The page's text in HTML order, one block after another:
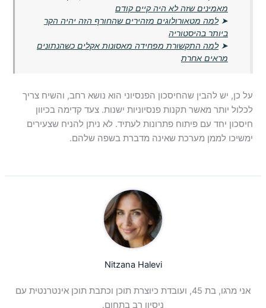
מאמינים שזה לא היה קיים קודם
➤למה מטאורולוגים מזהירים שהחורף הזה יהיה הקר
ביותר בהיסטוריה
➤למה התקשורת מפחידה מאסונות אקלים כשהנתונים
מראים אחרת
על כן, יש להבין שהחיסכון הפנסיוני הוא נושא רחב, והשיח צריך
לכלול יותר מאשר תקנות פנסיוניות ישנות. צעד קדימה בכיוון
חיסכון יחד עם פיתוח פתרונות לעתיד. לא ניתן להניח שצעירים
ימשיכו לממן מערכת שאינה מדברת בשפה שלהם.
Nitzana Halevi
אני מרגו, בת 45, ועובדת כיוצרת תוכן וכתבת תוכן אינטרנטית עם
ניסיון רב בתחום.